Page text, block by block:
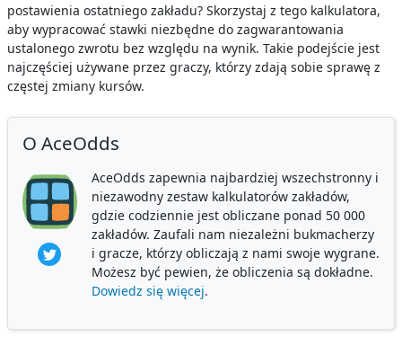
postawienia ostatniego zakładu? Skorzystaj z tego kalkulatora,
aby wypracować stawki niezbędne do zagwarantowania
ustalonego zwrotu bez względu na wynik. Takie podejście jest
najczęściej używane przez graczy, którzy zdają sobie sprawę z
częstej zmiany kursów.
O AceOdds
AceOdds zapewnia najbardziej wszechstronny i
niezawodny zestaw kalkulatorów zakładów,
gdzie codziennie jest obliczane ponad 50 000
zakładów. Zaufali nam niezależni bukmacherzy
i gracze, którzy obliczają z nami swoje wygrane.
Możesz być pewien, że obliczenia są dokładne.
Dowiedz się więcej.